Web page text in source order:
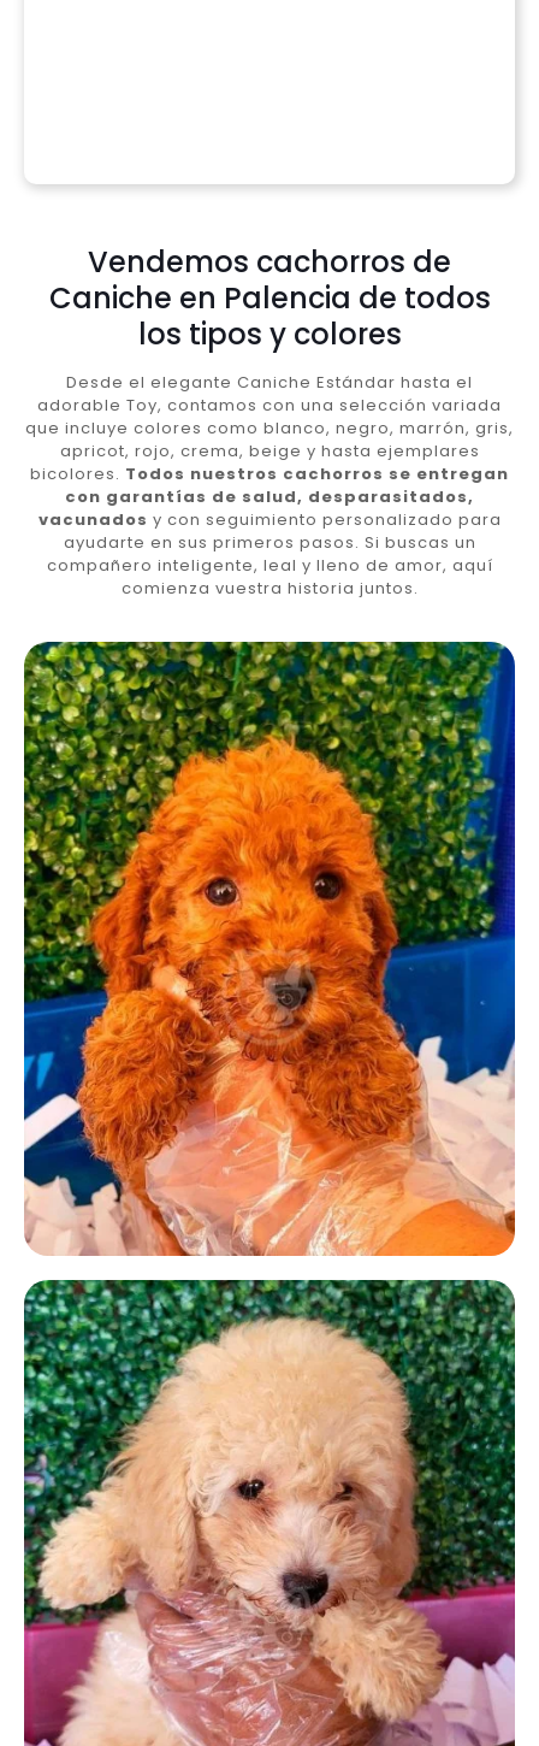
Vendemos cachorros de
Caniche en Palencia de todos
los tipos y colores
Desde el elegante Caniche Estándar hasta el
adorable Toy, contamos con una selección variada
que incluye colores como blanco, negro, marrón, gris,
apricot, rojo, crema, beige y hasta ejemplares
bicolores. Todos nuestros cachorros se entregan
con garantías de salud, desparasitados,
vacunados y con seguimiento personalizado para
ayudarte en sus primeros pasos. Si buscas un
compañero inteligente, leal y lleno de amor, aquí
comienza vuestra historia juntos.